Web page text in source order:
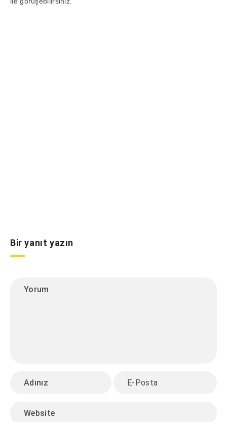
Bir yanıt yazın